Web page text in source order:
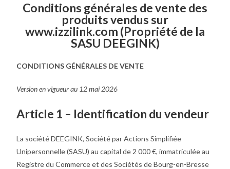
Conditions générales de vente des
produits vendus sur
www.izzilink.com (Propriété de la
SASU DEEGINK)
CONDITIONS GÉNÉRALES DE VENTE
Version en vigueur au 12 mai 2026
Article 1 – Identification du vendeur
La société DEEGINK, Société par Actions Simplifiée
Unipersonnelle (SASU) au capital de 2 000 €, immatriculée au
Registre du Commerce et des Sociétés de Bourg-en-Bresse